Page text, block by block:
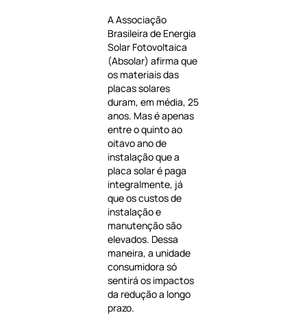
A Associação
Brasileira de Energia
Solar Fotovoltaica
(Absolar) afirma que
os materiais das
placas solares
duram, em média, 25
anos. Mas é apenas
entre o quinto ao
oitavo ano de
instalação que a
placa solar é paga
integralmente, já
que os custos de
instalação e
manutenção são
elevados. Dessa
maneira, a unidade
consumidora só
sentirá os impactos
da redução a longo
prazo.